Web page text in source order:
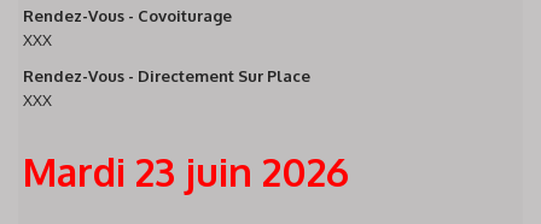
Rendez-Vous - Covoiturage
XXX
Rendez-Vous - Directement Sur Place
XXX
Mardi 23 juin 2026